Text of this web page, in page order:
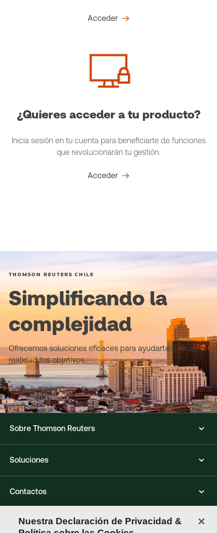
Acceder
¿Quieres acceder a tu producto?
Inicia sesión en tu cuenta para beneficiarte de funciones
que revolucionarán tu gestión.
Acceder
THOMSON REUTERS CHILE
Simplificando la
complejidad
Ofrecemos soluciones eficaces para ayudarte a hacer
realidad tus objetivos.
Descubre cómo
Sobre Thomson Reuters
Soluciones
Contactos
Conéctate con nosotros
Nuestra Declaración de Privacidad &